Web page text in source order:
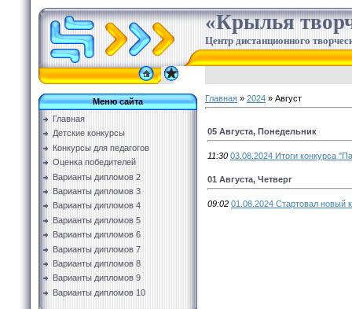
«Крылья
Центр дистанционного
Меню сайта
Главная
Детские конкурсы
Конкурсы для педагогов
Оценка победителей
Варианты дипломов 2
Варианты дипломов 3
Варианты дипломов 4
Варианты дипломов 5
Варианты дипломов 6
Варианты дипломов 7
Варианты дипломов 8
Варианты дипломов 9
Варианты дипломов 10
Главная » 2024 » Август
05 Августа, Понедельник
11:30 03.08.2024 Итоги конкурса
01 Августа, Четверг
09:02 01.08.2024 Стартовал новый